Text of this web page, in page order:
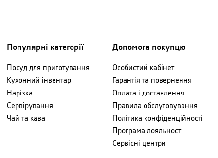
Популярні категорії
Посуд для приготування
Кухонний інвентар
Нарізка
Сервірування
Чай та кава
Допомога покупцю
Особистий кабінет
Гарантія та повернення
Оплата і доставлення
Правила обслуговування
Політика конфіденційності
Програма лояльності
Сервісні центри